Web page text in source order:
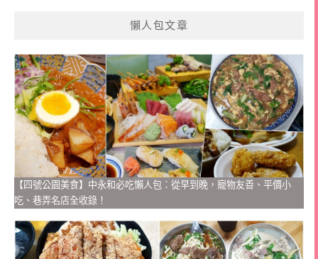
懶人包文章
【四號公園美食】中永和必吃懶人包：從早到晚，寵物友善、平價小
吃、巷弄名店全收錄！